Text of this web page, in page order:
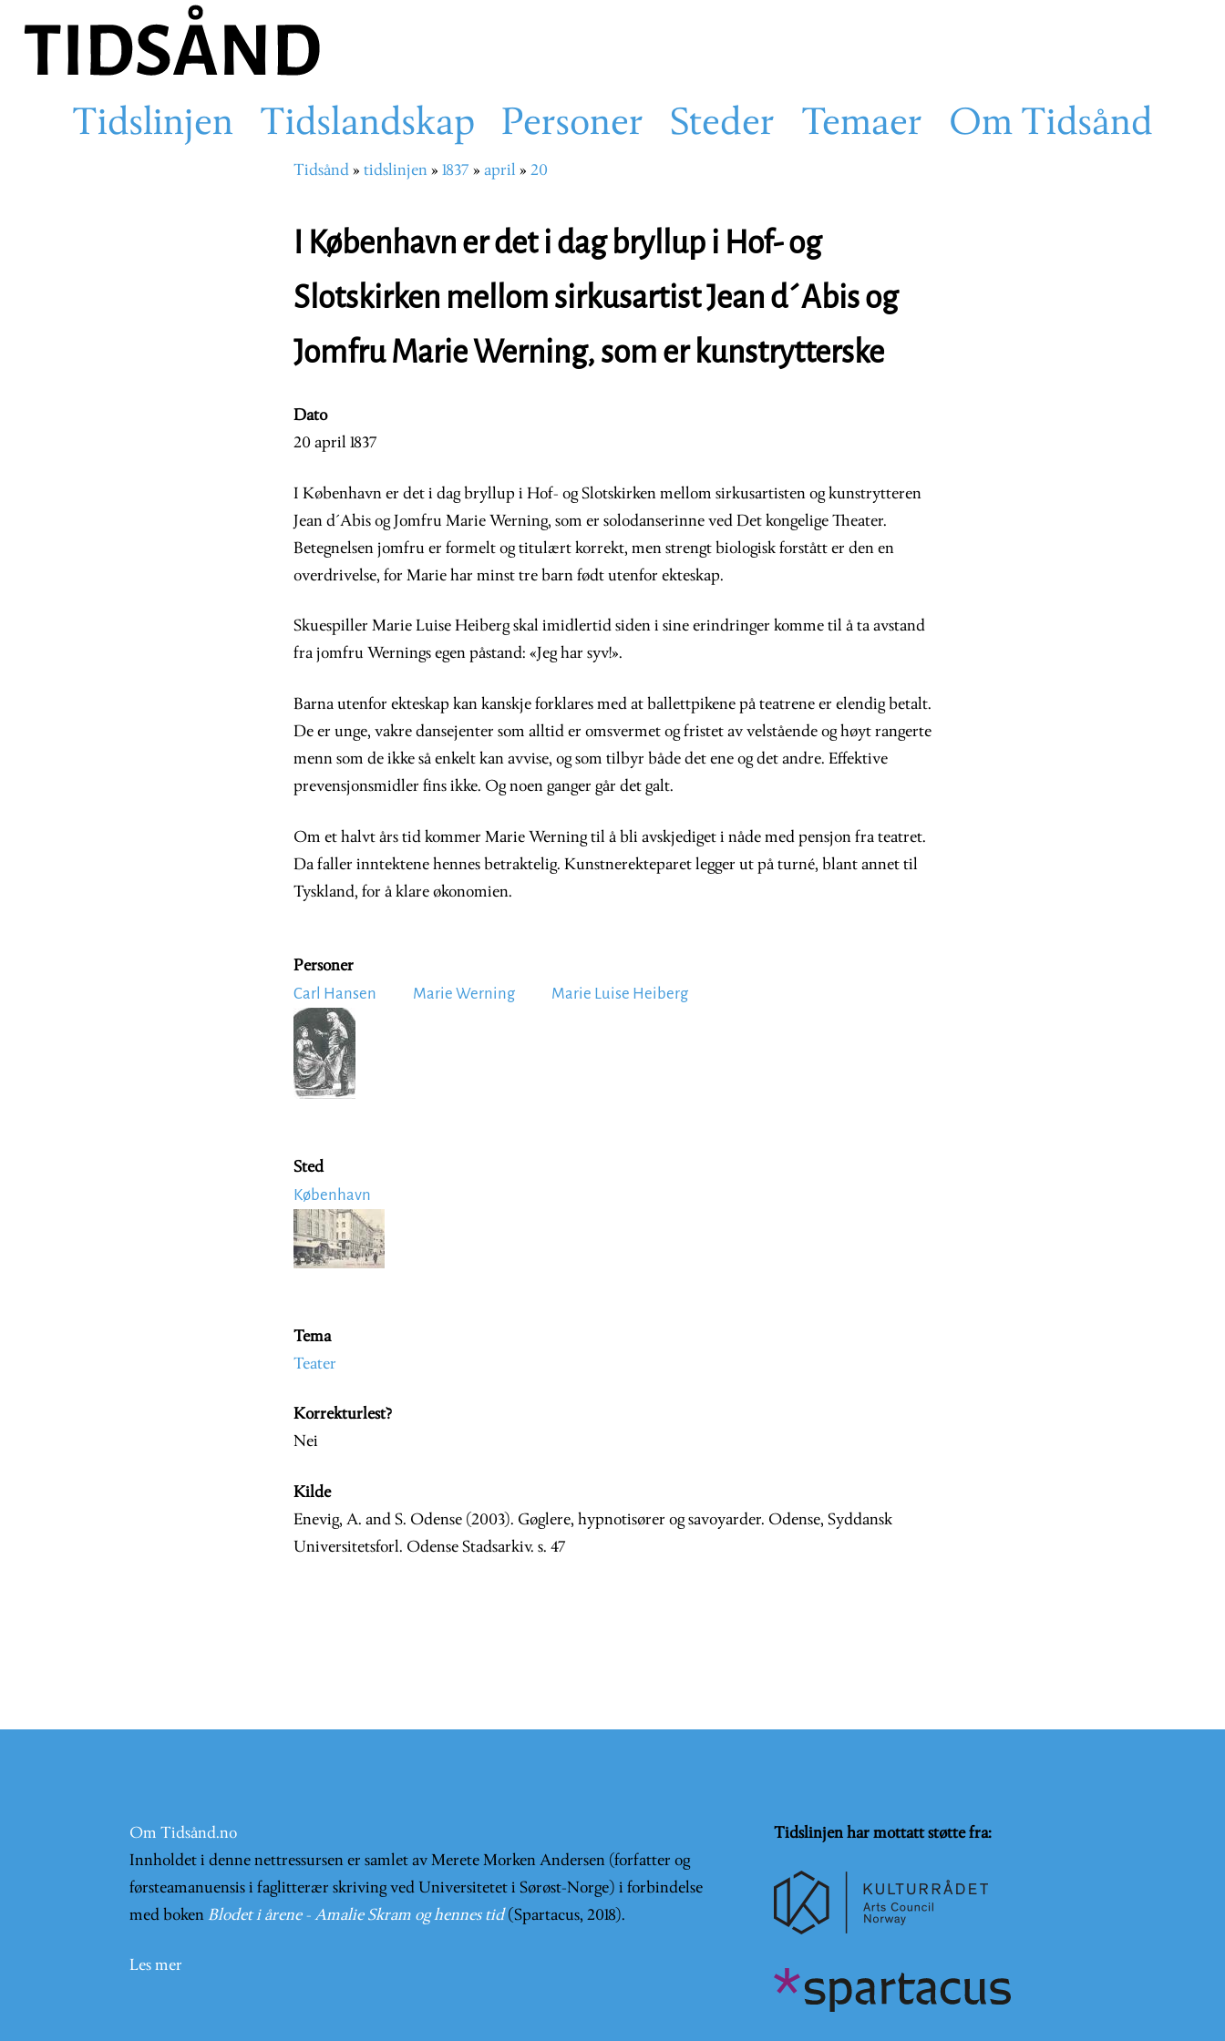
hovedinnhold
Main
Tidslinjen Tidslandskap Personer Steder Temaer Om Tidsånd
Navigasjonssti
Tidsånd tidslinjen 1837 april 20
I København er det i dag bryllup i Hof- og
Slotskirken mellom sirkusartist Jean d´Abis og
Jomfru Marie Werning, som er kunstrytterske
Dato
20 april 1837
I København er det i dag bryllup i Hof- og Slotskirken mellom sirkusartisten og kunstrytteren
Jean d´Abis og Jomfru Marie Werning, som er solodanserinne ved Det kongelige Theater.
Betegnelsen jomfru er formelt og titulært korrekt, men strengt biologisk forstått er den en
overdrivelse, for Marie har minst tre barn født utenfor ekteskap.
Skuespiller Marie Luise Heiberg skal imidlertid siden i sine erindringer komme til å ta avstand
fra jomfru Wernings egen påstand: «Jeg har syv!».
Barna utenfor ekteskap kan kanskje forklares med at ballettpikene på teatrene er elendig betalt.
De er unge, vakre dansejenter som alltid er omsvermet og fristet av velstående og høyt rangerte
menn som de ikke så enkelt kan avvise, og som tilbyr både det ene og det andre. Effektive
prevensjonsmidler fins ikke. Og noen ganger går det galt.
Om et halvt års tid kommer Marie Werning til å bli avskjediget i nåde med pensjon fra teatret.
Da faller inntektene hennes betraktelig. Kunstnerekteparet legger ut på turné, blant annet til
Tyskland, for å klare økonomien.
Personer
Carl Hansen
Image
Marie Werning Marie Luise Heiberg
Sted
København
Image
Tema
Teater
Korrekturlest?
Nei
Kilde
Enevig, A. and S. Odense (2003). Gøglere, hypnotisører og savoyarder. Odense, Syddansk
Universitetsforl. Odense Stadsarkiv. s. 47
Om Tidsånd.no
Innholdet i denne nettressursen er samlet av Merete Morken Andersen (forfatter og
førsteamanuensis i faglitterær skriving ved Universitetet i Sørøst-Norge) i forbindelse
med boken Blodet i årene - Amalie Skram og hennes tid (Spartacus, 2018).
Les mer
Tidslinjen har mottatt støtte fra: